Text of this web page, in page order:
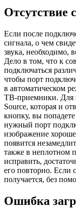
Отсутствие
Если после
сигнала, о чем
звука, необходимо,
Дело в том, что к
подключаться
чтобы порт
в автоматическом
ТВ-приемники. Для
Source, которая и
кнопку, вы
нужный порт
изображение
появится
также в неплотном
исправить,
его повторно. Если
получается, без
Ошибка